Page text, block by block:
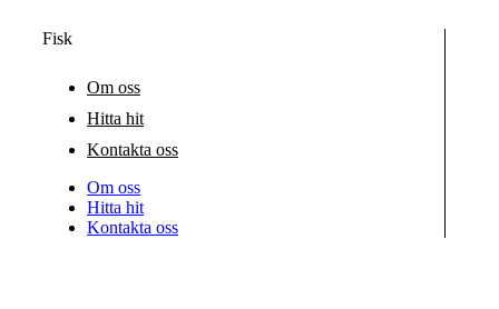
Fisk
Om oss
Hitta hit
Kontakta oss
Om oss
Hitta hit
Kontakta oss